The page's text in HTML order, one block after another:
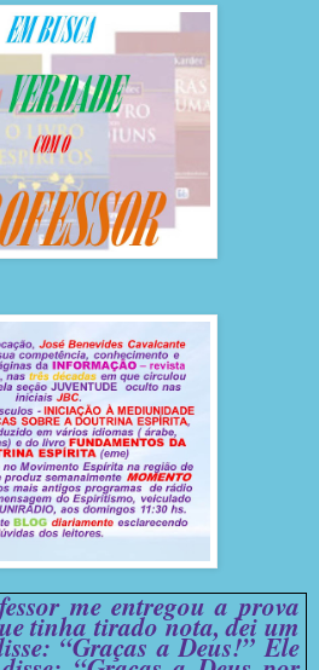
me entregou a prova
tinha tirado nota, dei um
“Graças a Deus!” Ele